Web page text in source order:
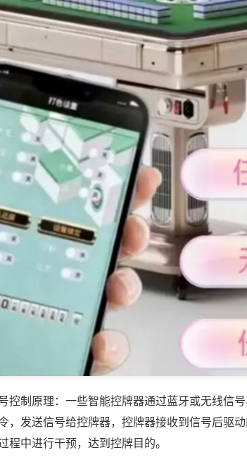
控制原理：一些智能控牌器通过蓝牙或无线信
，发送信号给控牌器，控牌器接收到信号后驱
程中进行干预，达到控牌目的。